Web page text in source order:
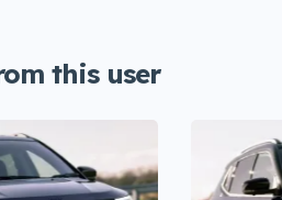
this user